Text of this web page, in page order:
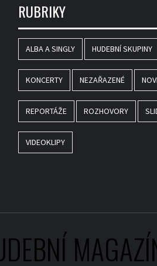
RUBRIKY
ALBA A SINGLY HUDEBNÍ SKUPINY
KONCERTY NEZAŘAZENÉ
REPORTÁŽE ROZHOVORY
VIDEOKLIPY